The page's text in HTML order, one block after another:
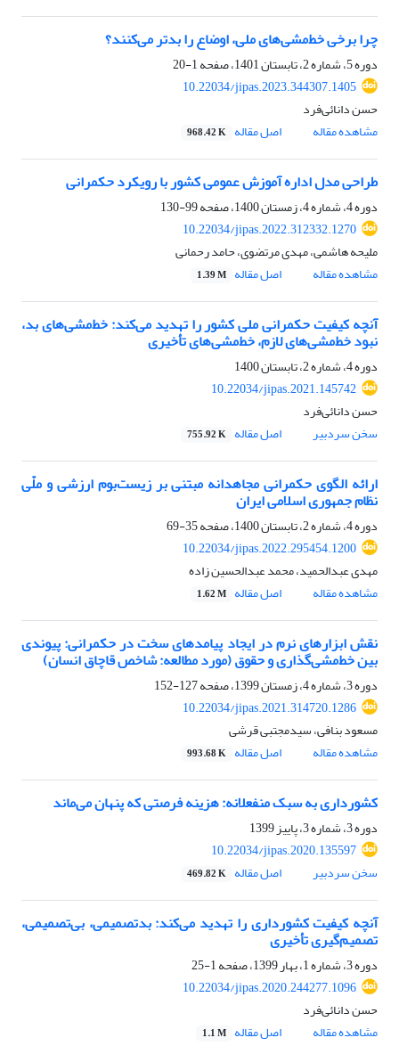
چرا برخی خط‌مشی‌های ملی، اوضاع را بدتر می‌کنند؟
دوره 5، شماره 2، تابستان 1401، صفحه
1-20
10.22034/jipas.2023.344307.1405
حسن دانائی‌فرد
مشاهده مقاله
اصل مقاله 968.42 K
طراحی مدل اداره آموزش عمومی کشور با رویکرد حکمرانی
دوره 4، شماره 4، زمستان 1400، صفحه
99-130
10.22034/jipas.2022.312332.1270
ملیحه هاشمی، مهدی مرتضوی، حامد رحمانی
مشاهده مقاله
اصل مقاله 1.39 M
آنچه کیفیت حکمرانی ملی کشور را تهدید می‌کند: خط‌مشی‌های بد،
نبود خط‌مشی‌های لازم، خط‌مشی‌های تأخیری
دوره 4، شماره 2، تابستان 1400
10.22034/jipas.2021.145742
حسن دانائی‌فرد
سخن سردبیر
اصل مقاله 755.92 K
ارائه الگوی حکمرانی مجاهدانه مبتنی بر زیست‌بوم ارزشی و ملّی
نظام جمهوری اسلامی ایران
دوره 4، شماره 2، تابستان 1400، صفحه
35-69
10.22034/jipas.2022.295454.1200
مهدی عبدالحمید، محمد عبدالحسین زاده
مشاهده مقاله
اصل مقاله 1.62 M
نقش ابزارهای نرم در ایجاد پیامدهای سخت در حکمرانی: پیوندی
بین خط‌مشی‌گذاری و حقوق (مورد مطالعه: شاخص قاچاق انسان)
دوره 3، شماره 4، زمستان 1399، صفحه
127-152
10.22034/jipas.2021.314720.1286
مسعود بنافی، سیدمجتبی قرشی
مشاهده مقاله
اصل مقاله 993.68 K
کشورداری به سبک منفعلانه: هزینه فرصتی که پنهان می‌ماند
دوره 3، شماره 3، پاییز 1399
10.22034/jipas.2020.135597
سخن سردبیر
اصل مقاله 469.82 K
آنچه کیفیت کشورداری را تهدید می‌کند: بدتصمیمی، بی‌تصمیمی،
تصمیم‌گیری تأخیری
دوره 3، شماره 1، بهار 1399، صفحه
1-25
10.22034/jipas.2020.244277.1096
حسن دانائی‌فرد
مشاهده مقاله
اصل مقاله 1.1 M